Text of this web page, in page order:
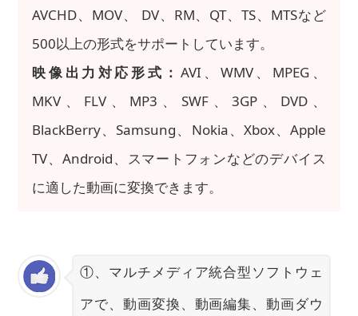
AVCHD、MOV、 DV、RM、QT、TS、MTSなど
500以上の形式をサポートしています。
映像出力対応形式： AVI、WMV、MPEG、
MKV、FLV、MP3、SWF、3GP、DVD、
BlackBerry、Samsung、Nokia、Xbox、Apple
TV、Android、スマートフォンなどのデバイス
に適した動画に変換できます。
①、マルチメディア統合型ソフトウェ
アで、動画変換、動画編集、動画ダウ